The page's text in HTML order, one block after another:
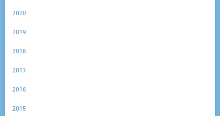
2020
2019
2018
2017
2016
2015